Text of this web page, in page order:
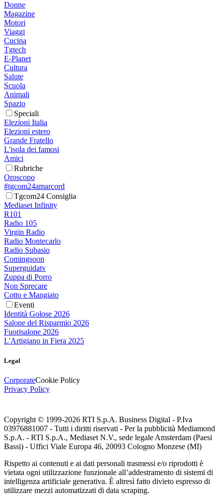
Donne
Magazine
Motori
Viaggi
Cucina
Tgtech
E-Planet
Cultura
Salute
Scuola
Animali
Spazio
Speciali
Elezioni Italia
Elezioni estero
Grande Fratello
L'isola dei famosi
Amici
Rubriche
Oroscopo
#tgcom24amarcord
Tgcom24 Consiglia
Mediaset Infinity
R101
Radio 105
Virgin Radio
Radio Montecarlo
Radio Subasio
Comingsoon
Superguidatv
Zuppa di Porro
Non Sprecare
Cotto e Mangiato
Eventi
Identità Golose 2026
Salone del Risparmio 2026
Fuorisalone 2026
L'Artigiano in Fiera 2025
Legal
CorporateCookie Policy
Privacy Policy
Copyright © 1999-2026 RTI S.p.A. Business Digital - P.Iva
03976881007 - Tutti i diritti riservati - Per la pubblicità Mediamond
S.p.A. - RTI S.p.A., Mediaset N.V., sede legale Amsterdam (Paesi
Bassi) - Uffici Viale Europa 46, 20093 Cologno Monzese (MI)
Rispetto ai contenuti e ai dati personali trasmessi e/o riprodotti è
vietata ogni utilizzazione funzionale all’addestramento di sistemi di
intelligenza artificiale generativa. È altresì fatto divieto espresso di
utilizzare mezzi automatizzati di data scraping.